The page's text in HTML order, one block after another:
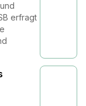
erfragt